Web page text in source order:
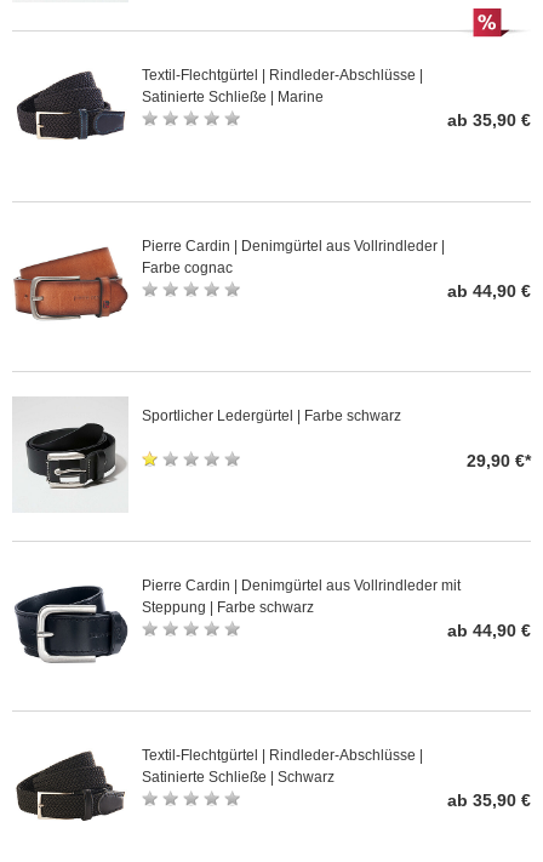
Textil-Flechtgürtel | Rindleder-Abschlüsse |
Satinierte Schließe | Marine
ab 35,90 €
Pierre Cardin | Denimgürtel aus Vollrindleder |
Farbe cognac
ab 44,90 €
Sportlicher Ledergürtel | Farbe schwarz
29,90 €*
Pierre Cardin | Denimgürtel aus Vollrindleder mit
Steppung | Farbe schwarz
ab 44,90 €
Textil-Flechtgürtel | Rindleder-Abschlüsse |
Satinierte Schließe | Schwarz
ab 35,90 €